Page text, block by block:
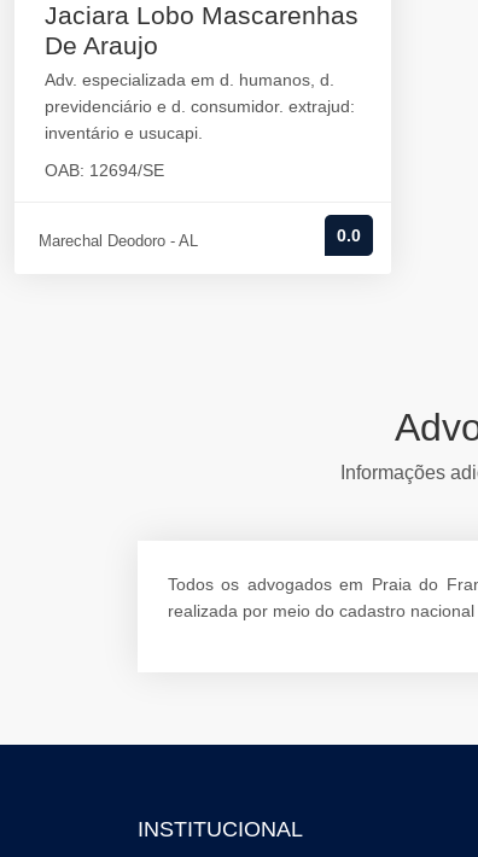
Jaciara Lobo Mascarenhas
De Araujo
Adv. especializada em d. humanos, d.
previdenciário e d. consumidor. extrajud:
inventário e usucapi.
OAB: 12694/SE
Marechal Deodoro - AL 0.0
Informações
Todos os advogados em Praia do
realizada por meio do cadastro
INSTITUCIONAL